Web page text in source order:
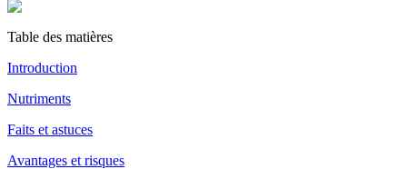
Table des matières
Introduction
Nutriments
Faits et astuces
Avantages et risques